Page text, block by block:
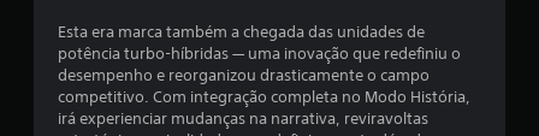
Esta era marca também a chegada das unidades de
potência turbo-híbridas — uma inovação que redefiniu o
desempenho e reorganizou drasticamente o campo
competitivo. Com integração completa no Modo História,
irá experienciar mudanças na narrativa, reviravoltas